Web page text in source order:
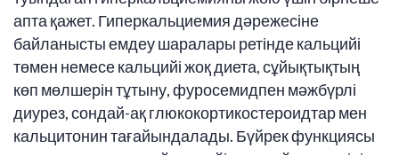
апта қажет. Гиперкальциемия дәрежесіне
байланысты емдеу шаралары ретінде кальцийі
төмен немесе кальцийі жоқ диета, сұйықтықтың
көп мөлшерін тұтыну, фуросемидпен мәжбүрлі
диурез, сондай-ақ глюкокортикостероидтар мен
кальцитонин тағайындалады. Бүйрек функциясы